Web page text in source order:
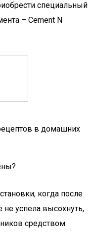
специальный
– Cement N
в домашних
когда после
не успела высохнуть,
средством